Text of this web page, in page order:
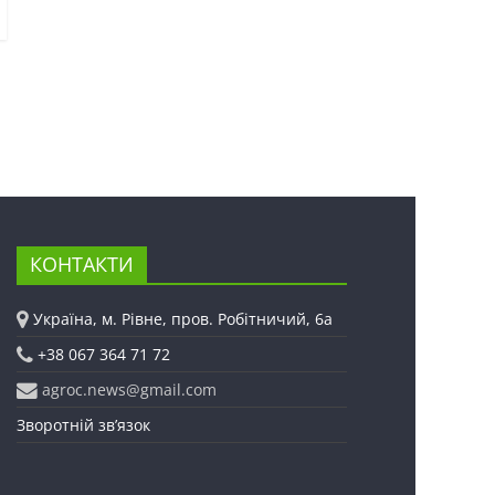
КОНТАКТИ
Україна, м. Рівне, пров. Робітничий, 6а
+38 067 364 71 72
agroc.news@gmail.com
Зворотній зв’язок